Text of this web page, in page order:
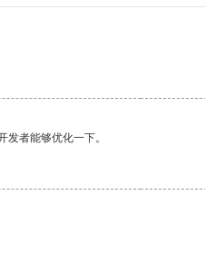
者能够优化一下。